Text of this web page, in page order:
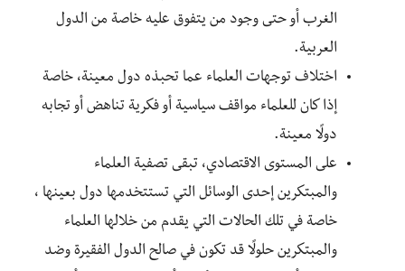
الغرب أو حتى وجود من يتفوق عليه خاصة من الدول
العربية.
اختلاف توجهات العلماء عما تحبذه دول معينة، خاصة
إذا كان للعلماء مواقف سياسية أو فكرية تناهض أو تجابه
دولًا معينة.
على المستوى الاقتصادي، تبقى تصفية العلماء
والمبتكرين إحدى الوسائل التي تستتخدمها دول بعينها ،
خاصة في تلك الحالات التي يقدم من خلالها العلماء
والمبتكرين حلولًا قد تكون في صالح الدول الفقيرة وضد